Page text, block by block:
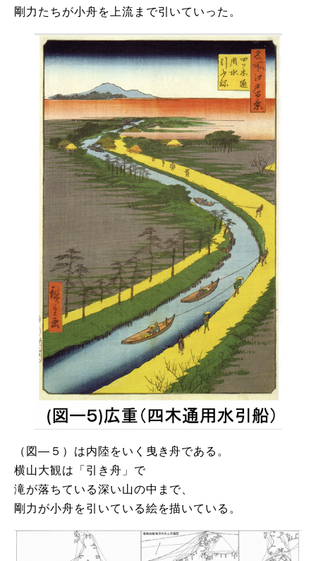
剛力たちが小舟を上流まで引いていった。
（図―５）は内陸をいく曳き舟である。
横山大観は「引き舟」で
滝が落ちている深い山の中まで、
剛力が小舟を引いている絵を描いている。